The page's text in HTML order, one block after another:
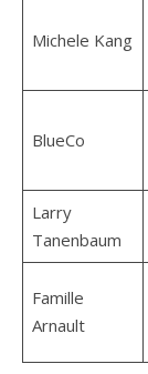
Michele Kang
BlueCo
Larry
Tanenbaum
Famille
Arnault